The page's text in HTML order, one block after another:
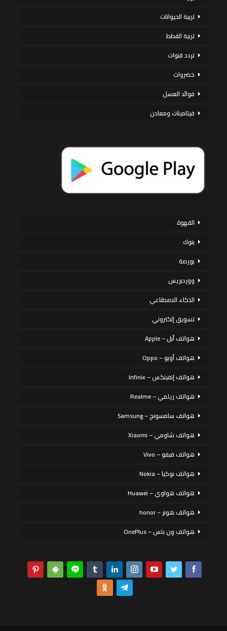
تربية الحيوانات
تربية القطط
تردد قنوات
خضروات
فوائد العسل
فيتامينات ومعادن
القهوة
بنوك
بورصة
ووردبريس
الذكاء الاصطناعي
تسويق إلكتروني
هواتف أبل – Apple
هواتف أوبو – Oppo
هواتف إنفينكس – Infinix
هواتف ريلمي – Realme
هواتف سامسونج – Samsung
هواتف شاومي – Xiaomi
هواتف فيفو – Vivo
هواتف نوكيا – Nokia
هواتف هواوي – Huawei
هواتف هونر – honor
هواتف ون بلس – OnePlus